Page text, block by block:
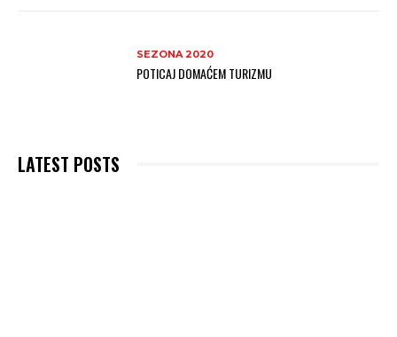
SEZONA 2020
POTICAJ DOMAĆEM TURIZMU
LATEST POSTS